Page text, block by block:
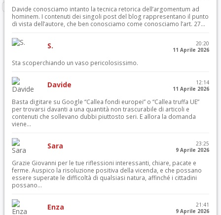
Davide conosciamo intanto la tecnica retorica dell’argomentum ad
hominem. I contenuti dei singoli post del blog rappresentano il punto
di vista dell’autore, che ben conosciamo come conosciamo l’art. 27...
S.
20:20
11 Aprile 2026
Sta scoperchiando un vaso pericolosissimo.
Davide
12:14
11 Aprile 2026
Basta digitare su Google “Callea fondi europei” o “Callea truffa UE”
per trovarsi davanti a una quantità non trascurabile di articoli e
contenuti che sollevano dubbi piuttosto seri. E allora la domanda
viene...
Sara
23:25
9 Aprile 2026
Grazie Giovanni per le tue riflessioni interessanti, chiare, pacate e
ferme. Auspico la risoluzione positiva della vicenda, e che possano
essere superate le difficoltà di qualsiasi natura, affinché i cittadini
possano...
Enza
21:41
9 Aprile 2026